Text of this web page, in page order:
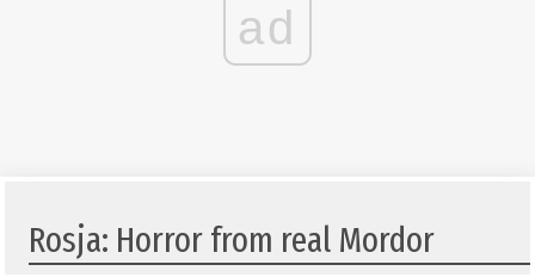
ad
Rosja: Horror from real Mordor